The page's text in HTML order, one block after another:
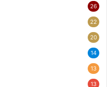
26
22
20
14
13
13